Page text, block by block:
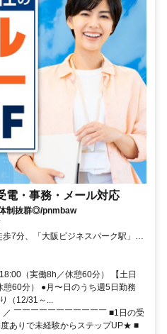
電・事務・メール対応
制抜群◎/pnmbaw
7分、「大阪ビジネスパーク駅」～
（実働8h／休憩60分） 【土日
60分） ●月〜日のうち週5日勤務
（12/31～...
￣￣￣￣￣￣￣￣￣￣￣ ■1日の受
ありで未経験からステップUP★ ■